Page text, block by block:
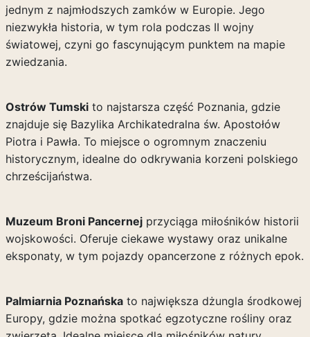
jednym z najmłodszych zamków w Europie. Jego
niezwykła historia, w tym rola podczas II wojny
światowej, czyni go fascynującym punktem na mapie
zwiedzania.
Ostrów Tumskito najstarsza część Poznania, gdzie
znajduje się Bazylika Archikatedralna św. Apostołów
Piotra i Pawła. To miejsce o ogromnym znaczeniu
historycznym, idealne do odkrywania korzeni polskiego
chrześcijaństwa.
Muzeum Broni Pancernejprzyciąga miłośników historii
wojskowości. Oferuje ciekawe wystawy oraz unikalne
eksponaty, w tym pojazdy opancerzone z różnych epok.
Palmiarnia Poznańskato największa dżungla środkowej
Europy, gdzie można spotkać egzotyczne rośliny oraz